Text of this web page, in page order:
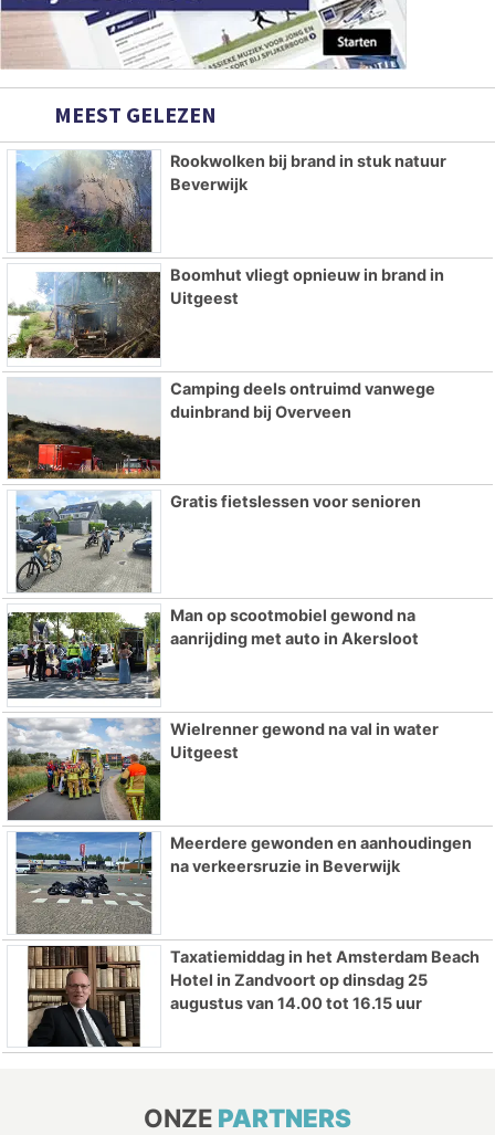
MEEST GELEZEN
Rookwolken bij brand in stuk natuur
Beverwijk
Boomhut vliegt opnieuw in brand in
Uitgeest
Camping deels ontruimd vanwege
duinbrand bij Overveen
Gratis fietslessen voor senioren
Man op scootmobiel gewond na
aanrijding met auto in Akersloot
Wielrenner gewond na val in water
Uitgeest
Meerdere gewonden en aanhoudingen
na verkeersruzie in Beverwijk
Taxatiemiddag in het Amsterdam Beach
Hotel in Zandvoort op dinsdag 25
augustus van 14.00 tot 16.15 uur
ONZE PARTNERS